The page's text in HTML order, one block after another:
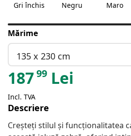
Gri închis Negru Maro
Mărime
135 x 230 cm
18799 Lei
Incl. TVA
Descriere
Creșteți stilul și funcționalitatea